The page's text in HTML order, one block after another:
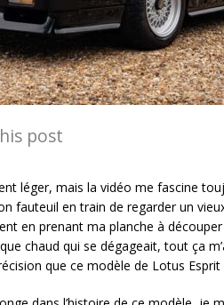
post
léger, mais la vidéo me fascine
fauteuil en train de regarder un
en prenant ma planche à
chaud qui se dégageait, tout ça
que ce modèle de Lotus